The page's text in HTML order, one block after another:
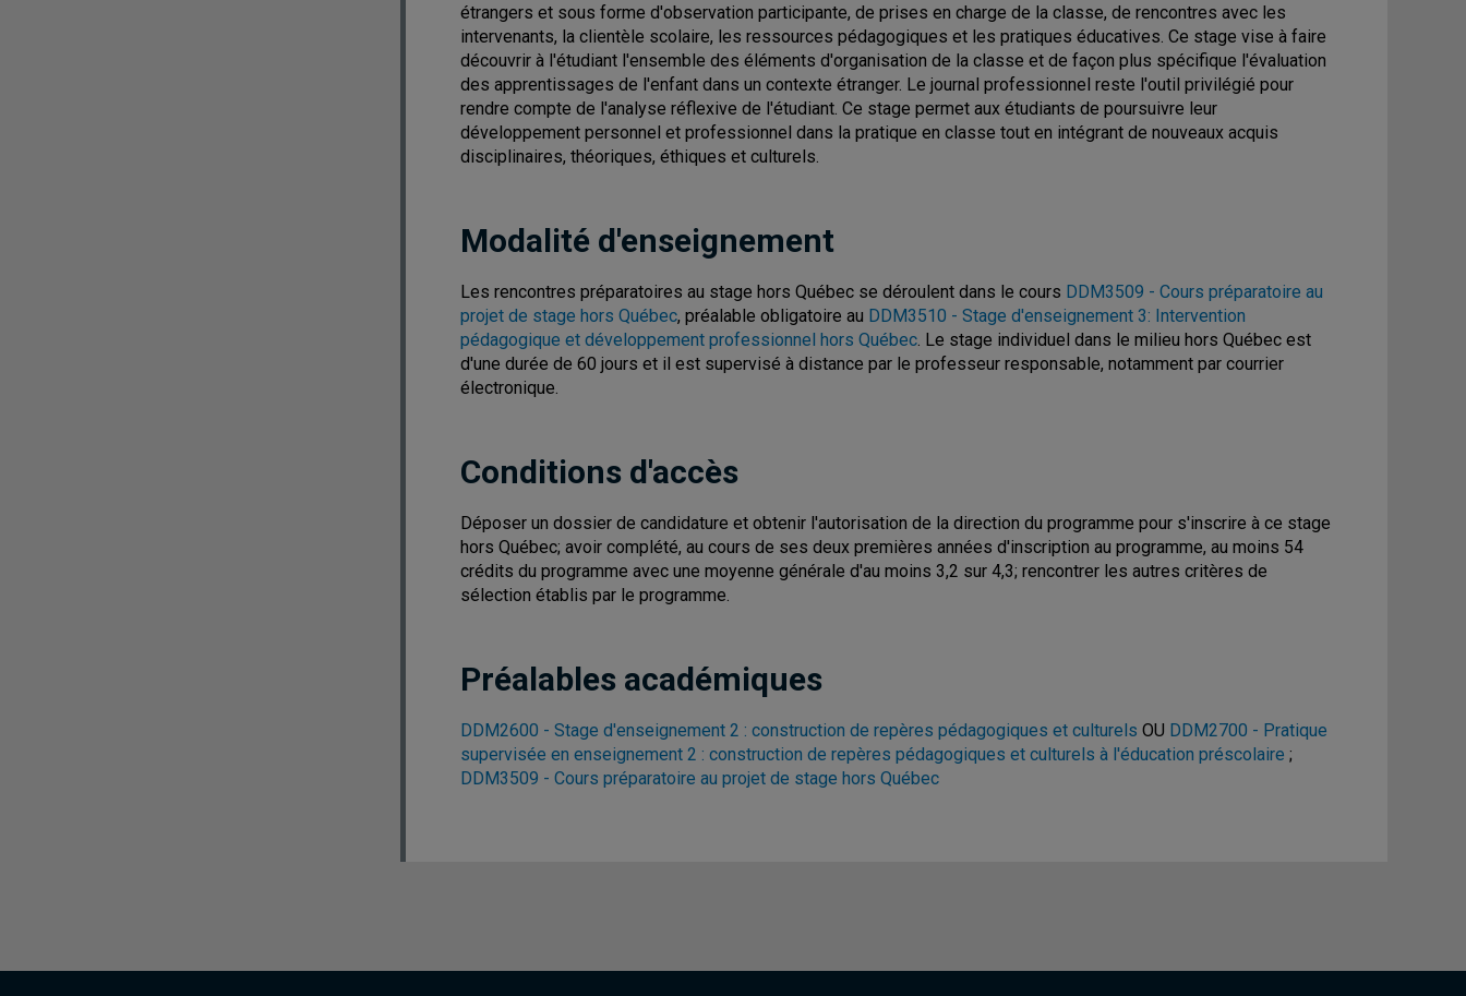
étrangers et sous forme d'observation participante, de prises en charge de la classe, de rencontres avec les
intervenants, la clientèle scolaire, les ressources pédagogiques et les pratiques éducatives. Ce stage vise à faire
découvrir à l'étudiant l'ensemble des éléments d'organisation de la classe et de façon plus spécifique l'évaluation
des apprentissages de l'enfant dans un contexte étranger. Le journal professionnel reste l'outil privilégié pour
rendre compte de l'analyse réflexive de l'étudiant. Ce stage permet aux étudiants de poursuivre leur
développement personnel et professionnel dans la pratique en classe tout en intégrant de nouveaux acquis
disciplinaires, théoriques, éthiques et culturels.
Modalité d'enseignement
Les rencontres préparatoires au stage hors Québec se déroulent dans le cours DDM3509 - Cours préparatoire au
projet de stage hors Québec, préalable obligatoire au DDM3510 - Stage d'enseignement 3: Intervention
pédagogique et développement professionnel hors Québec. Le stage individuel dans le milieu hors Québec est
d'une durée de 60 jours et il est supervisé à distance par le professeur responsable, notamment par courrier
électronique.
Conditions d'accès
Déposer un dossier de candidature et obtenir l'autorisation de la direction du programme pour s'inscrire à ce stage
hors Québec; avoir complété, au cours de ses deux premières années d'inscription au programme, au moins 54
crédits du programme avec une moyenne générale d'au moins 3,2 sur 4,3; rencontrer les autres critères de
sélection établis par le programme.
Préalables académiques
DDM2600 - Stage d'enseignement 2 : construction de repères pédagogiques et culturels OU DDM2700 - Pratique
supervisée en enseignement 2 : construction de repères pédagogiques et culturels à l'éducation préscolaire ;
DDM3509 - Cours préparatoire au projet de stage hors Québec